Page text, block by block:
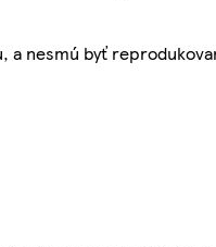
nesmú byť